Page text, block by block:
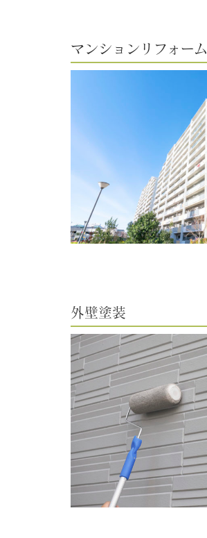
マンションリフォーム
外壁塗装